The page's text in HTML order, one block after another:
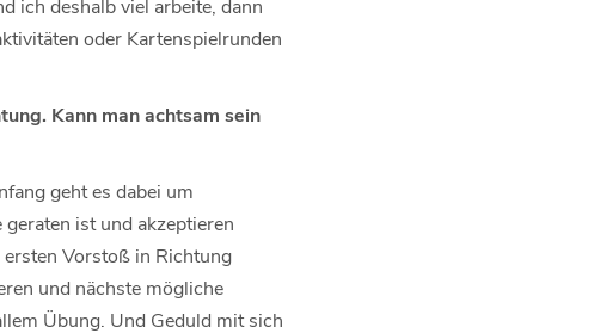
ich deshalb viel arbeite, dann
oder Kartenspielrunden
Kann man achtsam sein
geht es dabei um
ist und akzeptieren
Vorstoß in Richtung
und nächste mögliche
Übung. Und Geduld mit sich